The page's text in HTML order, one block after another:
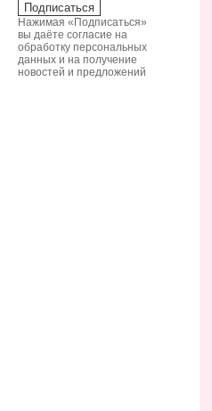
Нажимая «Подписаться»
вы даёте согласие на
обработку персональных
данных и на получение
новостей и предложений